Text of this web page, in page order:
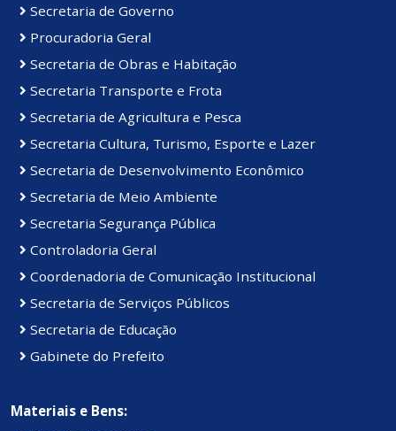
Secretaria de Governo
Procuradoria Geral
Secretaria de Obras e Habitação
Secretaria Transporte e Frota
Secretaria de Agricultura e Pesca
Secretaria Cultura, Turismo, Esporte e Lazer
Secretaria de Desenvolvimento Econômico
Secretaria de Meio Ambiente
Secretaria Segurança Pública
Controladoria Geral
Coordenadoria de Comunicação Institucional
Secretaria de Serviços Públicos
Secretaria de Educação
Gabinete do Prefeito
Materiais e Bens: